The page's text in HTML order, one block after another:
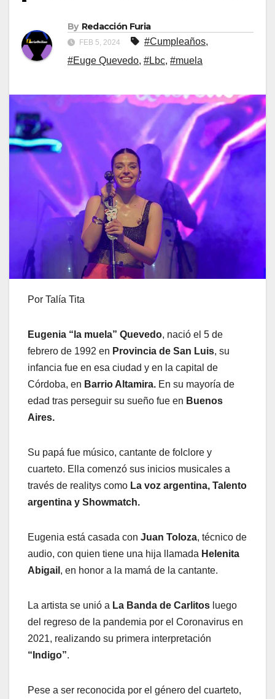
By Redacción Furia
FEB 5, 2024 #Cumpleaños,
#Euge Quevedo, #Lbc, #muela
Por Talía Tita
Eugenia “la muela” Quevedo, nació el 5 de
febrero de 1992 en Provincia de San Luis, su
infancia fue en esa ciudad y en la capital de
Córdoba, en Barrio Altamira. En su mayoría de
edad tras perseguir su sueño fue en Buenos
Aires.
Su papá fue músico, cantante de folclore y
cuarteto. Ella comenzó sus inicios musicales a
través de realitys como La voz argentina, Talento
argentina y Showmatch.
Eugenia está casada con Juan Toloza, técnico de
audio, con quien tiene una hija llamada Helenita
Abigail , en honor a la mamá de la cantante.
La artista se unió a La Banda de Carlitos luego
del regreso de la pandemia por el Coronavirus en
2021, realizando su primera interpretación
“Indigo”.
Pese a ser reconocida por el género del cuarteto,